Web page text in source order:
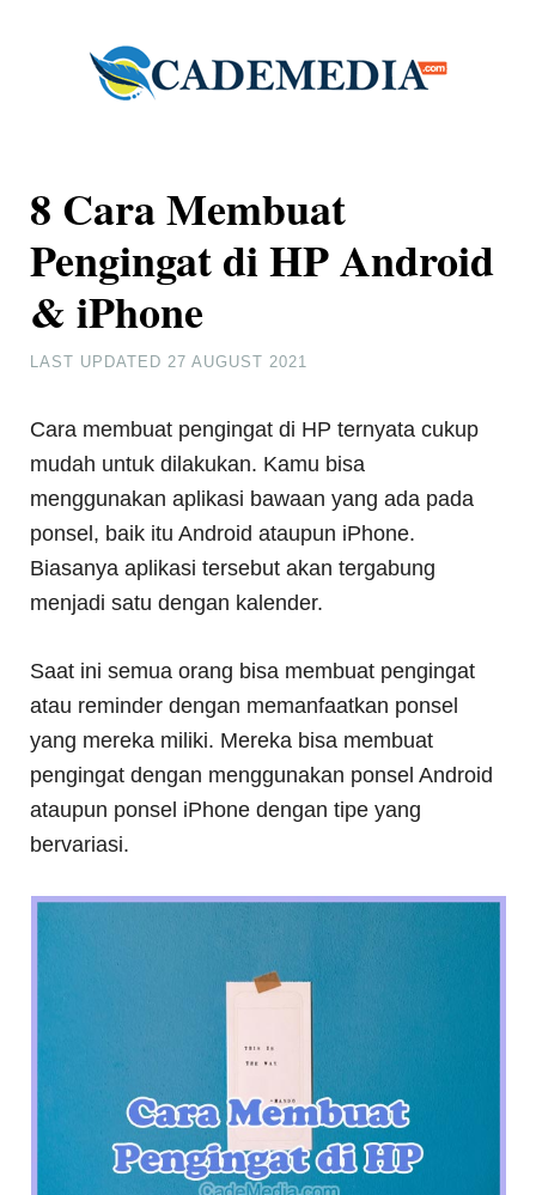
8 Cara Membuat
Pengingat di HP Android
& iPhone
LAST UPDATED27 AUGUST 2021
Cara membuat pengingat di HP ternyata cukup
mudah untuk dilakukan. Kamu bisa
menggunakan aplikasi bawaan yang ada pada
ponsel, baik itu Android ataupun iPhone.
Biasanya aplikasi tersebut akan tergabung
menjadi satu dengan kalender.
Saat ini semua orang bisa membuat pengingat
atau reminder dengan memanfaatkan ponsel
yang mereka miliki. Mereka bisa membuat
pengingat dengan menggunakan ponsel Android
ataupun ponsel iPhone dengan tipe yang
bervariasi.